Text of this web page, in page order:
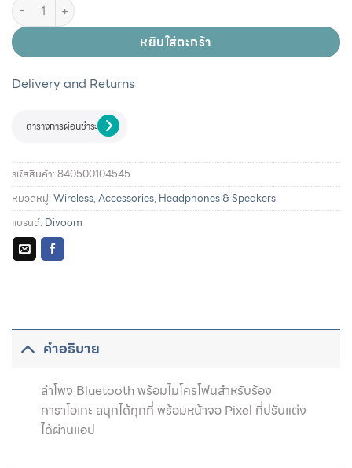
หยิบใส่ตะกร้า
Delivery and Returns
ตารางการผ่อนชำระ
รหัสสินค้า:840500104545
หมวดหมู่:Wireless,Accessories, Headphones & Speakers
แบรนด์: Divoom
คำอธิบาย
ลำโพง Bluetooth พร้อมไมโครโฟนสำหรับร้อง
คาราโอเกะ สนุกได้ทุกที่ พร้อมหน้าจอ Pixel ที่ปรับแต่ง
ได้ผ่านแอป